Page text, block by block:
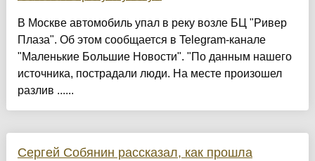
В Москве автомобиль упал в реку возле БЦ "Ривер
Плаза". Об этом сообщается в Telegram-канале
"Маленькие Большие Новости". "По данным нашего
источника, пострадали люди. На месте произошел
разлив ......
Сергей Собянин рассказал, как прошла